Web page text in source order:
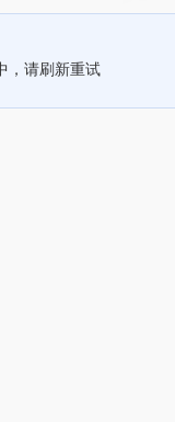
，请刷新重试